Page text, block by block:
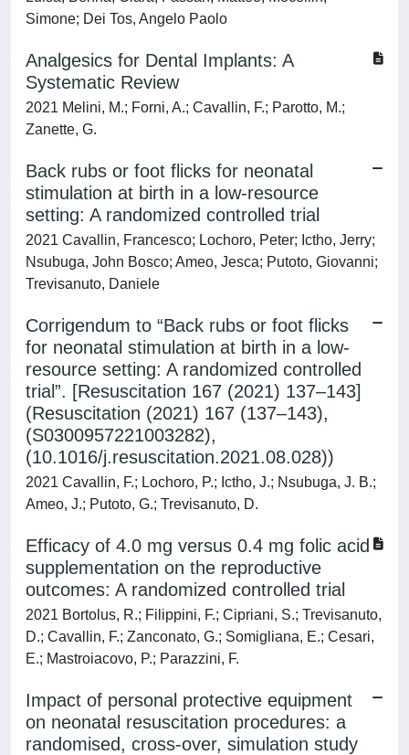
Simone; Dei Tos, Angelo Paolo
Analgesics for Dental Implants: A
Systematic Review
2021 Melini, M.; Forni, A.; Cavallin, F.; Parotto, M.;
Zanette, G.
Back rubs or foot flicks for neonatal
stimulation at birth in a low-resource
setting: A randomized controlled trial
2021 Cavallin, Francesco; Lochoro, Peter; Ictho, Jerry;
Nsubuga, John Bosco; Ameo, Jesca; Putoto, Giovanni;
Trevisanuto, Daniele
Corrigendum to “Back rubs or foot flicks
for neonatal stimulation at birth in a low-
resource setting: A randomized controlled
trial”. [Resuscitation 167 (2021) 137–143]
(Resuscitation (2021) 167 (137–143),
(S0300957221003282),
(10.1016/j.resuscitation.2021.08.028))
2021 Cavallin, F.; Lochoro, P.; Ictho, J.; Nsubuga, J. B.;
Ameo, J.; Putoto, G.; Trevisanuto, D.
Efficacy of 4.0 mg versus 0.4 mg folic acid
supplementation on the reproductive
outcomes: A randomized controlled trial
2021 Bortolus, R.; Filippini, F.; Cipriani, S.; Trevisanuto,
D.; Cavallin, F.; Zanconato, G.; Somigliana, E.; Cesari,
E.; Mastroiacovo, P.; Parazzini, F.
Impact of personal protective equipment
on neonatal resuscitation procedures: a
randomised, cross-over, simulation study